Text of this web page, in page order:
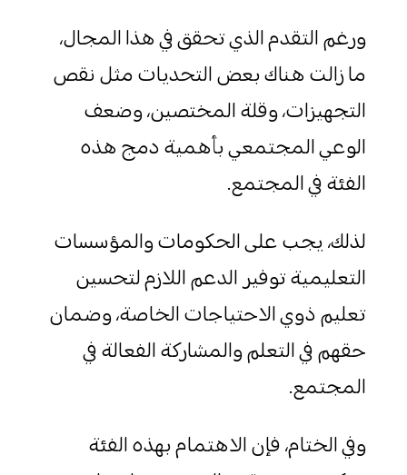
ورغم التقدم الذي تحقق في هذا المجال،
ما زالت هناك بعض التحديات مثل نقص
التجهيزات، وقلة المختصين، وضعف
الوعي المجتمعي بأهمية دمج هذه
الفئة في المجتمع.
لذلك، يجب على الحكومات والمؤسسات
التعليمية توفير الدعم اللازم لتحسين
تعليم ذوي الاحتياجات الخاصة، وضمان
حقهم في التعلم والمشاركة الفعالة في
المجتمع.
وفي الختام، فإن الاهتمام بهذه الفئة